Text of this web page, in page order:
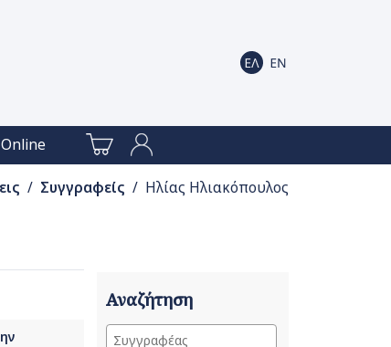
/ Συγγραφείς / Ηλίας Ηλιακόπουλος
Αναζήτηση